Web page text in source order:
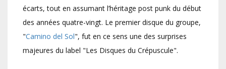
écarts, tout en assumant l’héritage post punk du début
des années quatre-vingt. Le premier disque du groupe,
"Camino del Sol", fut en ce sens une des surprises
majeures du label "Les Disques du Crépuscule".